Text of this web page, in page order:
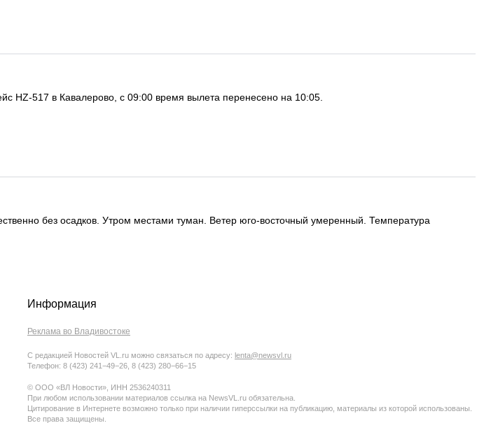
HZ-517 в Кавалерово, с 09:00 время вылета перенесено на 10:05.
без осадков. Утром местами туман. Ветер юго-восточный умеренный. Температура
Информация
Реклама во Владивостоке
С редакцией Новостей VL.ru можно связаться по адресу: lenta@newsvl.ru
Телефон: 8 (423) 241−49−26, 8 (423) 280−66−15
© ООО «ВЛ Новости», ИНН 2536240311
При любом использовании материалов ссылка на NewsVL.ru обязательна.
Цитирование в Интернете возможно только при наличии гиперссылки на публикацию, материалы из которой использованы.
Все права защищены.